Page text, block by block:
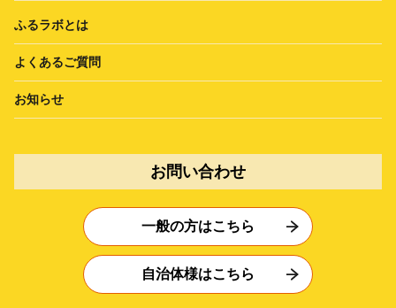
ふるラボとは
よくあるご質問
お知らせ
お問い合わせ
一般の方はこちら
自治体様はこちら